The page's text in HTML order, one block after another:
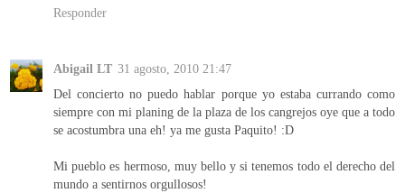
Responder
Abigail LT 31 agosto, 2010 21:47
Del concierto no puedo hablar porque yo estaba currando como
siempre con mi planing de la plaza de los cangrejos oye que a todo
se acostumbra una eh! ya me gusta Paquito! :D
Mi pueblo es hermoso, muy bello y si tenemos todo el derecho del
mundo a sentirnos orgullosos!